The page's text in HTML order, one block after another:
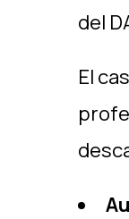
del
El